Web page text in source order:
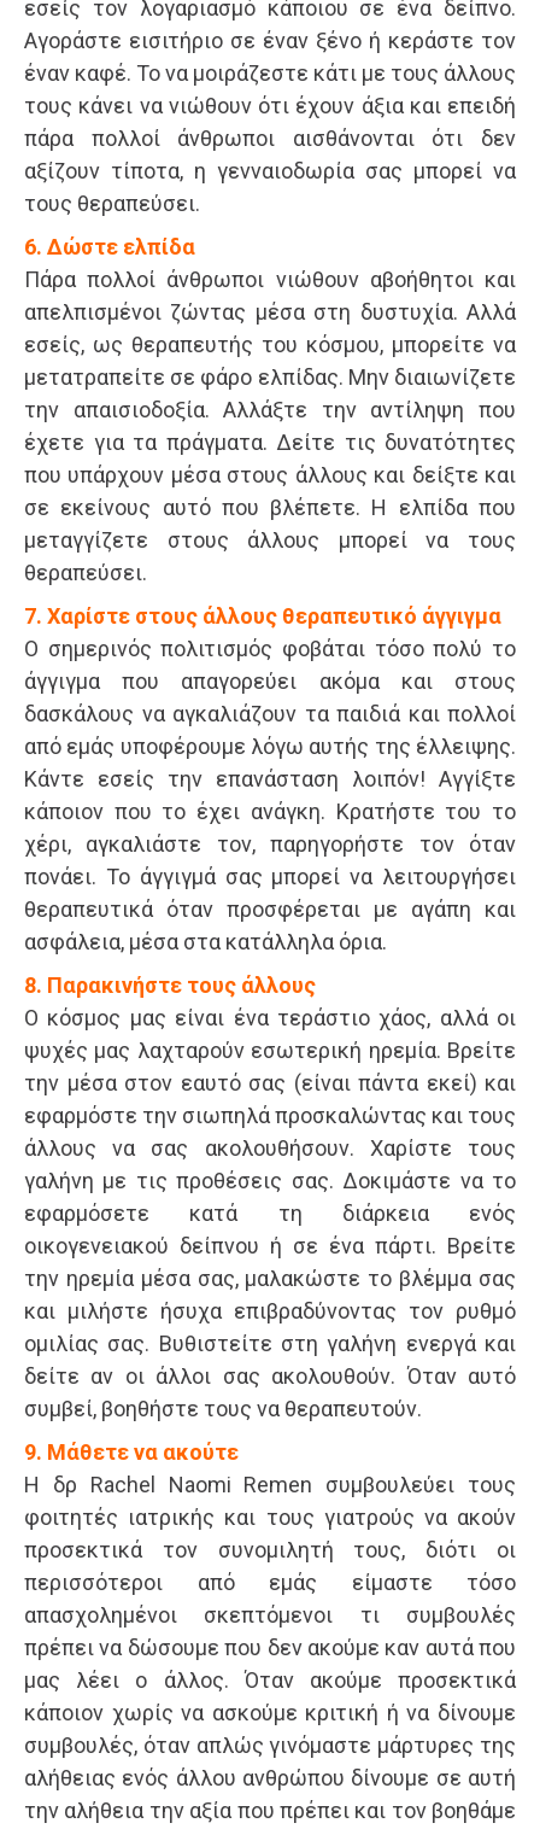
εσείς τον λογαριασμό κάποιου σε ένα δείπνο.
Αγοράστε εισιτήριο σε έναν ξένο ή κεράστε τον
έναν καφέ. Το να μοιράζεστε κάτι με τους άλλους
τους κάνει να νιώθουν ότι έχουν άξια και επειδή
πάρα πολλοί άνθρωποι αισθάνονται ότι δεν
αξίζουν τίποτα, η γενναιοδωρία σας μπορεί να
τους θεραπεύσει.
6. Δώστε ελπίδα
Πάρα πολλοί άνθρωποι νιώθουν αβοήθητοι και
απελπισμένοι ζώντας μέσα στη δυστυχία. Αλλά
εσείς, ως θεραπευτής του κόσμου, μπορείτε να
μετατραπείτε σε φάρο ελπίδας. Μην διαιωνίζετε
την απαισιοδοξία. Αλλάξτε την αντίληψη που
έχετε για τα πράγματα. Δείτε τις δυνατότητες
που υπάρχουν μέσα στους άλλους και δείξτε και
σε εκείνους αυτό που βλέπετε. Η ελπίδα που
μεταγγίζετε στους άλλους μπορεί να τους
θεραπεύσει.
7. Χαρίστε στους άλλους θεραπευτικό άγγιγμα
Ο σημερινός πολιτισμός φοβάται τόσο πολύ το
άγγιγμα που απαγορεύει ακόμα και στους
δασκάλους να αγκαλιάζουν τα παιδιά και πολλοί
από εμάς υποφέρουμε λόγω αυτής της έλλειψης.
Κάντε εσείς την επανάσταση λοιπόν! Αγγίξτε
κάποιον που το έχει ανάγκη. Κρατήστε του το
χέρι, αγκαλιάστε τον, παρηγορήστε τον όταν
πονάει. Το άγγιγμά σας μπορεί να λειτουργήσει
θεραπευτικά όταν προσφέρεται με αγάπη και
ασφάλεια, μέσα στα κατάλληλα όρια.
8. Παρακινήστε τους άλλους
Ο κόσμος μας είναι ένα τεράστιο χάος, αλλά οι
ψυχές μας λαχταρούν εσωτερική ηρεμία. Βρείτε
την μέσα στον εαυτό σας (είναι πάντα εκεί) και
εφαρμόστε την σιωπηλά προσκαλώντας και τους
άλλους να σας ακολουθήσουν. Χαρίστε τους
γαλήνη με τις προθέσεις σας. Δοκιμάστε να το
εφαρμόσετε κατά τη διάρκεια ενός
οικογενειακού δείπνου ή σε ένα πάρτι. Βρείτε
την ηρεμία μέσα σας, μαλακώστε το βλέμμα σας
και μιλήστε ήσυχα επιβραδύνοντας τον ρυθμό
ομιλίας σας. Βυθιστείτε στη γαλήνη ενεργά και
δείτε αν οι άλλοι σας ακολουθούν. Όταν αυτό
συμβεί, βοηθήστε τους να θεραπευτούν.
9. Μάθετε να ακούτε
Η δρ Rachel Naomi Remen συμβουλεύει τους
φοιτητές ιατρικής και τους γιατρούς να ακούν
προσεκτικά τον συνομιλητή τους, διότι οι
περισσότεροι από εμάς είμαστε τόσο
απασχολημένοι σκεπτόμενοι τι συμβουλές
πρέπει να δώσουμε που δεν ακούμε καν αυτά που
μας λέει ο άλλος. Όταν ακούμε προσεκτικά
κάποιον χωρίς να ασκούμε κριτική ή να δίνουμε
συμβουλές, όταν απλώς γινόμαστε μάρτυρες της
αλήθειας ενός άλλου ανθρώπου δίνουμε σε αυτή
την αλήθεια την αξία που πρέπει και τον βοηθάμε